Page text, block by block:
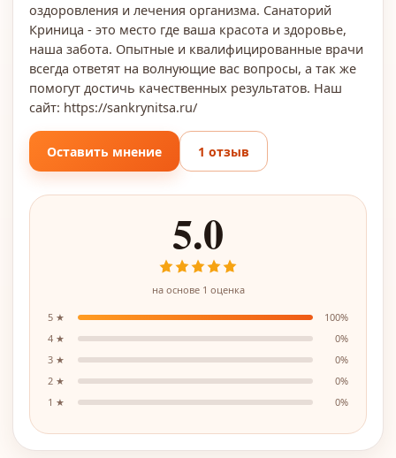
оздоровления и лечения организма. Санаторий
Криница - это место где ваша красота и здоровье,
наша забота. Опытные и квалифицированные врачи
всегда ответят на волнующие вас вопросы, а так же
помогут достичь качественных результатов. Наш
сайт: https://sankrynitsa.ru/
Оставить мнение 1 отзыв
5.0
на основе 1 оценка
5 ★ 100%
4 ★ 0%
3 ★ 0%
2 ★ 0%
1 ★ 0%